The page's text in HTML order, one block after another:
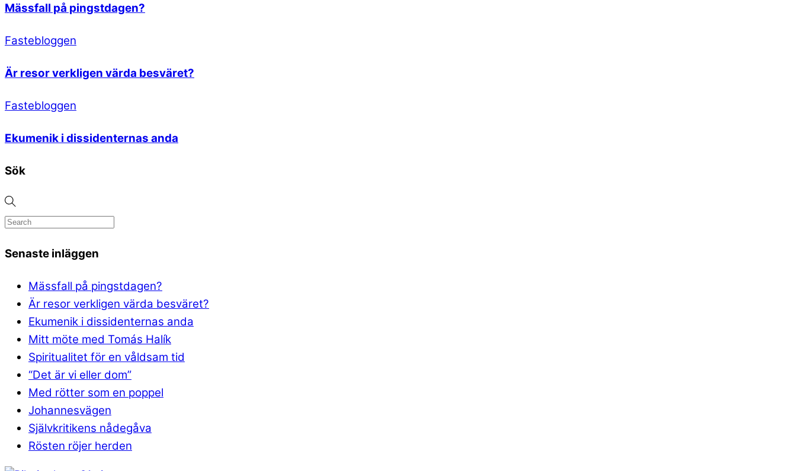
Mässfall på pingstdagen?
Fastebloggen
Är resor verkligen värda besväret?
Fastebloggen
Ekumenik i dissidenternas anda
Sök
Senaste inläggen
Mässfall på pingstdagen?
Är resor verkligen värda besväret?
Ekumenik i dissidenternas anda
Mitt möte med Tomás Halík
Spiritualitet för en våldsam tid
“Det är vi eller dom”
Med rötter som en poppel
Johannesvägen
Självkritikens nådegåva
Rösten röjer herden